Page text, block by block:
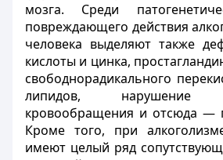
мозга. Среди
повреждающего действия
человека выделяют также
кислоты и цинка,
свободнорадикального
липидов, нарушение
кровообращения и отсюда —
Кроме того, при
имеют целый ряд